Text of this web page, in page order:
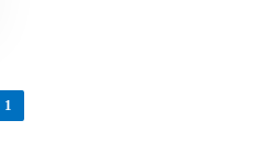
1